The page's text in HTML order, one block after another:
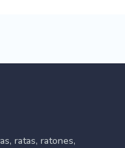
ratas, ratones,